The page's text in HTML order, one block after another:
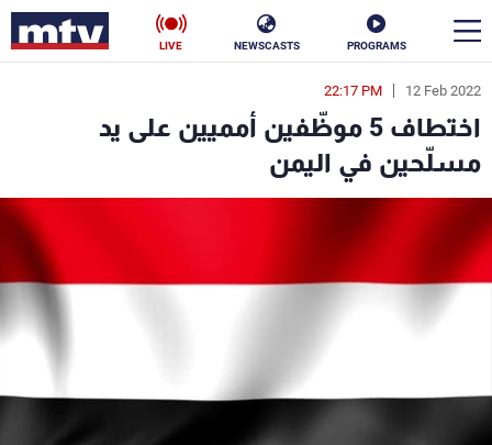
PROGRAMS
NEWSCASTS
LIVE
12 Feb 2022
22:17 PM
اختطاف 5 موظّفين أمميين على يد
مسلّحين في اليمن
en
الأخبار
سياسة ناس
إقتصاد
منوعات